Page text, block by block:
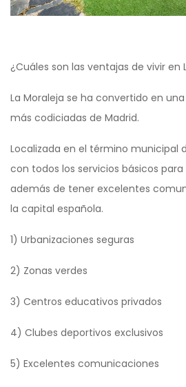
¿Cuáles son las ventajas de vivir en
La Moraleja se ha convertido en
más codiciadas de Madrid.
Localizada en el término municipal
con todos los servicios básicos
además de tener excelentes
la capital española.
1) Urbanizaciones seguras
2) Zonas verdes
3) Centros educativos privados
4) Clubes deportivos exclusivos
5) Excelentes comunicaciones